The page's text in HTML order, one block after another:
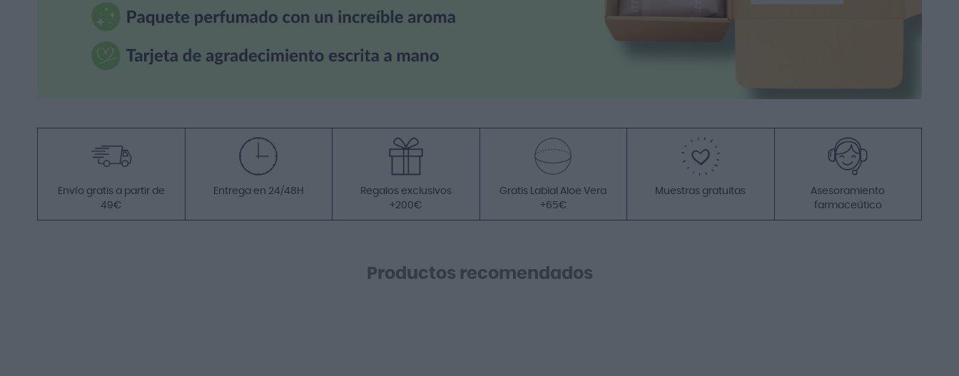
Envío gratis a partir de
49€
Entrega en 24/48H
Regalos exclusivos
+200€
Gratis Labial Aloe Vera
+65€
Muestras gratuitas
Asesoramiento
farmaceútico
Productos recomendados